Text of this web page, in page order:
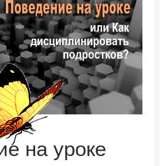
на уроке